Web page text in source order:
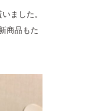
ました。
商品もた